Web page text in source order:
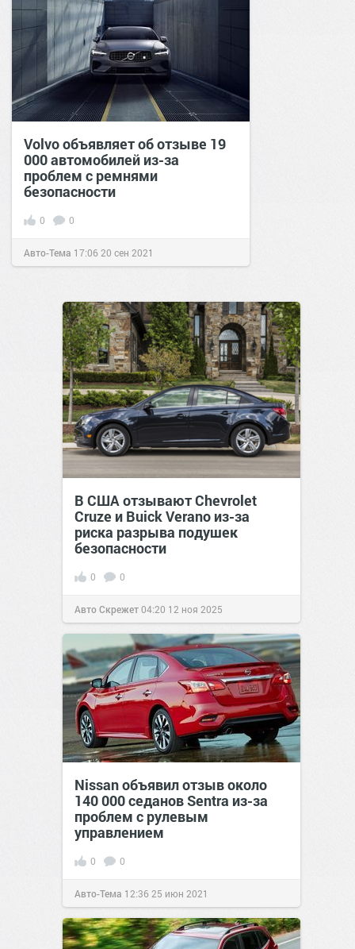
Volvo объявляет об отзыве 19
000 автомобилей из-за
проблем с ремнями
безопасности
0 0
Авто-Тема 17:0620 сен 2021
В США отзывают Chevrolet
Cruze и Buick Verano из-за
риска разрыва подушек
безопасности
0 0
Авто Скрежет04:20 12 ноя 2025
Nissan объявил отзыв около
140 000 седанов Sentra из-за
проблем с рулевым
управлением
0 0
Авто-Тема 12:3625 июн 2021